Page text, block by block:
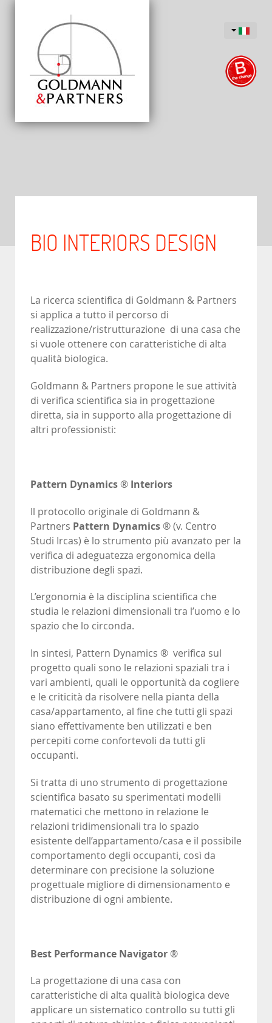
BIO INTERIORS DESIGN
La ricerca scientifica di Goldmann & Partners
si applica a tutto il percorso di
realizzazione/ristrutturazione di una casa che
si vuole ottenere con caratteristiche di alta
qualità biologica.
Goldmann & Partners propone le sue attività
di verifica scientifica sia in progettazione
diretta, sia in supporto alla progettazione di
altri professionisti:
Pattern Dynamics® Interiors
Il protocollo originale di Goldmann &
Partners Pattern Dynamics® (v. Centro
Studi Ircas) è lo strumento più avanzato per la
verifica di adeguatezza ergonomica della
distribuzione degli spazi.
L’ergonomia è la disciplina scientifica che
studia le relazioni dimensionali tra l’uomo e lo
spazio che lo circonda.
In sintesi, Pattern Dynamics ® verifica sul
progetto quali sono le relazioni spaziali tra i
vari ambienti, quali le opportunità da cogliere
e le criticità da risolvere nella pianta della
casa/appartamento, al fine che tutti gli spazi
siano effettivamente ben utilizzati e ben
percepiti come confortevoli da tutti gli
occupanti.
Si tratta di uno strumento di progettazione
scientifica basato su sperimentati modelli
matematici che mettono in relazione le
relazioni tridimensionali tra lo spazio
esistente dell’appartamento/casa e il possibile
comportamento degli occupanti, così da
determinare con precisione la soluzione
progettuale migliore di dimensionamento e
distribuzione di ogni ambiente.
Best Performance Navigator®
La progettazione di una casa con
caratteristiche di alta qualità biologica deve
applicare un sistematico controllo su tutti gli